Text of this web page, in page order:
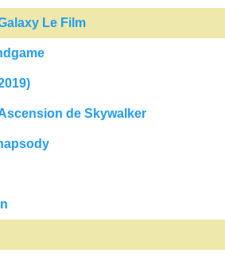
Le Film
de Skywalker